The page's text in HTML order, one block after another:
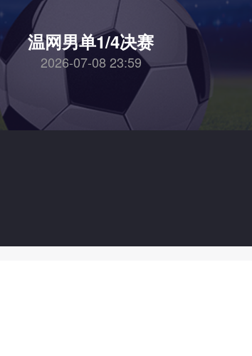
温网男单1/4决赛
2026-07-08 23:59